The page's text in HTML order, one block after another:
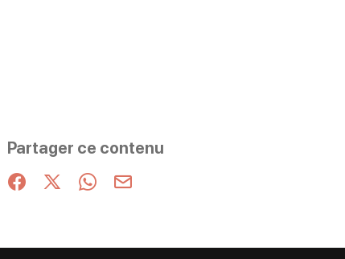
Partager ce contenu
Partager sur Facebook (nouvelle fenêtre)
Partager sur X / Twitter (nouvelle fenêtre)
Partager sur WhatsApp
Partager par mail